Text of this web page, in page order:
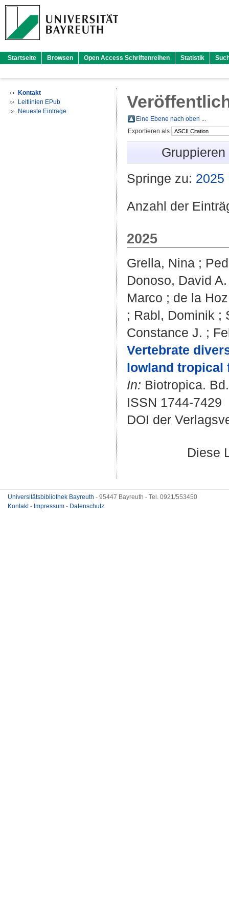
Startseite Browsen Open Access Schriftenreihen Statistik
Kontakt
Leitlinien EPub
Neueste Einträge
Eine Ebene nach oben ...
Exportieren als
Springe zu: 2025
Anzahl der
2025
Grella, Nina ;
Donoso, David A.
Marco ; de la
; Rabl, Dominik ;
Constance J. ;
Vertebrate
lowland tropical
In: Biotropica.
ISSN 1744-7429
DOI der
Diese
Universitätsbibliothek Bayreuth - 95447 Bayreuth - Tel. 0921/553450
Kontakt- Impressum - Datenschutz